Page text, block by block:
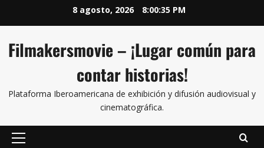
8 agosto, 2026 8:00:35 PM
Filmakersmovie – ¡Lugar común para
contar historias!
Plataforma Iberoamericana de exhibición y difusión audiovisual y
cinematográfica.